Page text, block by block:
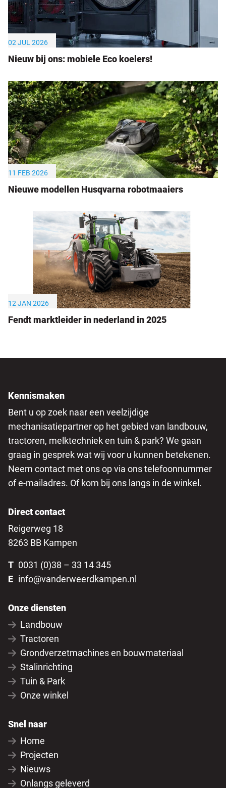
02 JUL 2026
Nieuw bij ons: mobiele Eco koelers!
11 FEB 2026
Nieuwe modellen Husqvarna robotmaaiers
12 JAN 2026
Fendt marktleider in nederland in 2025
Kennismaken
Bent u op zoek naar een veelzijdige
mechanisatiepartner op het gebied van landbouw,
tractoren, melktechniek en tuin & park? We gaan
graag in gesprek wat wij voor u kunnen betekenen.
Neem contact met ons op via ons telefoonnummer
of e-mailadres. Of kom bij ons langs in de winkel.
Direct contact
Reigerweg 18
8263 BB Kampen
T 0031 (0)38 – 33 14 345
E info@vanderweerdkampen.nl
Onze diensten
Landbouw
Tractoren
Grondverzetmachines en bouwmateriaal
Stalinrichting
Tuin & Park
Onze winkel
Snel naar
Home
Projecten
Nieuws
Onlangs geleverd